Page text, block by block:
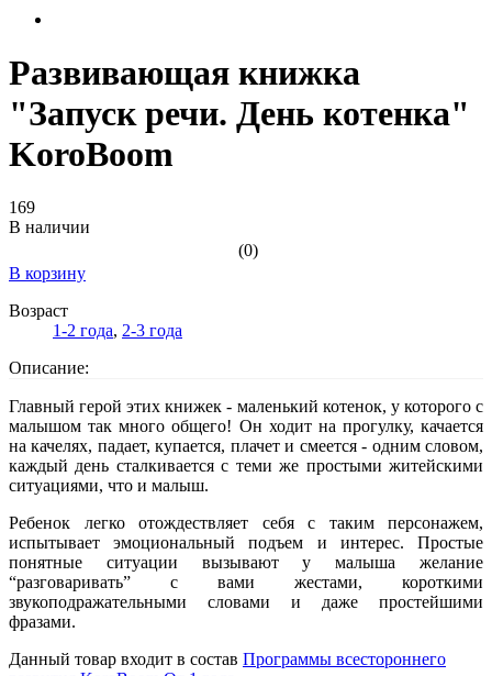
Развивающая книжка
"Запуск речи. День котенка"
KoroBoom
169
В наличии
(0)
В корзину
Возраст
1-2 года, 2-3 года
Описание:
Главный герой этих книжек - маленький котенок, у которого с
малышом так много общего! Он ходит на прогулку, качается
на качелях, падает, купается, плачет и смеется - одним словом,
каждый день сталкивается с теми же простыми житейскими
ситуациями, что и малыш.
Ребенок легко отождествляет себя с таким персонажем,
испытывает эмоциональный подъем и интерес. Простые
понятные ситуации вызывают у малыша желание
“разговаривать” с вами жестами, короткими
звукоподражательными словами и даже простейшими
фразами.
Данный товар входит в состав Программы всестороннего